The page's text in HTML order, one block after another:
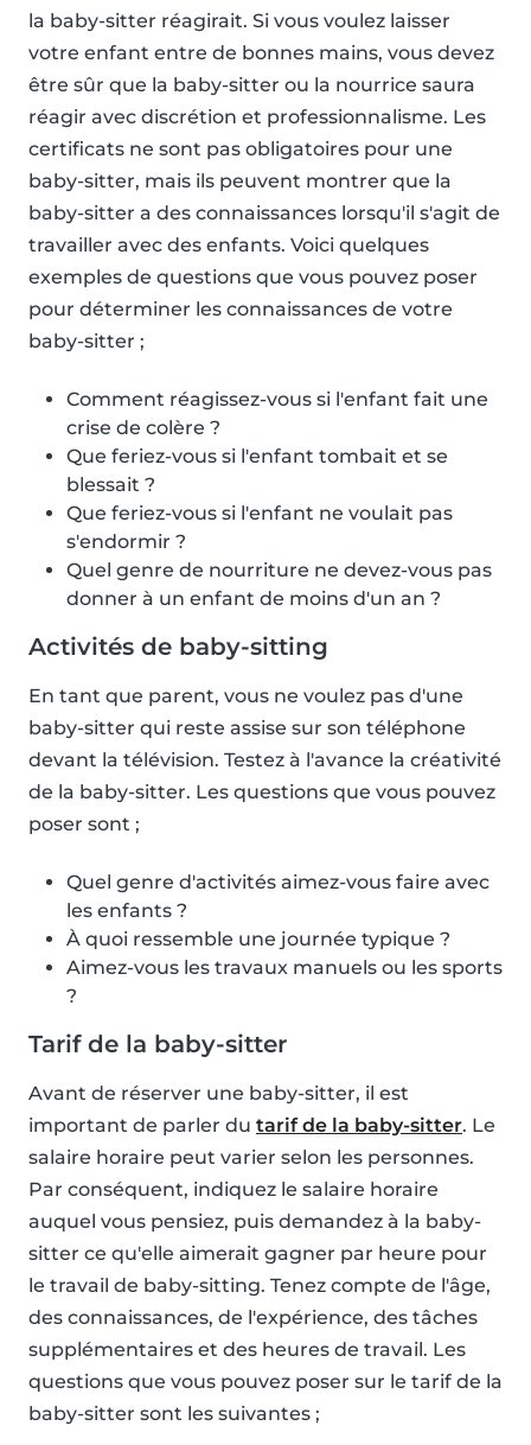
la baby-sitter réagirait. Si vous voulez laisser
votre enfant entre de bonnes mains, vous devez
être sûr que la baby-sitter ou la nourrice saura
réagir avec discrétion et professionnalisme. Les
certificats ne sont pas obligatoires pour une
baby-sitter, mais ils peuvent montrer que la
baby-sitter a des connaissances lorsqu'il s'agit de
travailler avec des enfants. Voici quelques
exemples de questions que vous pouvez poser
pour déterminer les connaissances de votre
baby-sitter ;
Comment réagissez-vous si l'enfant fait une
crise de colère ?
Que feriez-vous si l'enfant tombait et se
blessait ?
Que feriez-vous si l'enfant ne voulait pas
s'endormir ?
Quel genre de nourriture ne devez-vous pas
donner à un enfant de moins d'un an ?
Activités de baby-sitting
En tant que parent, vous ne voulez pas d'une
baby-sitter qui reste assise sur son téléphone
devant la télévision. Testez à l'avance la créativité
de la baby-sitter. Les questions que vous pouvez
poser sont ;
Quel genre d'activités aimez-vous faire avec
les enfants ?
À quoi ressemble une journée typique ?
Aimez-vous les travaux manuels ou les sports
?
Tarif de la baby-sitter
Avant de réserver une baby-sitter, il est
important de parler du tarif de la baby-sitter. Le
salaire horaire peut varier selon les personnes.
Par conséquent, indiquez le salaire horaire
auquel vous pensiez, puis demandez à la baby-
sitter ce qu'elle aimerait gagner par heure pour
le travail de baby-sitting. Tenez compte de l'âge,
des connaissances, de l'expérience, des tâches
supplémentaires et des heures de travail. Les
questions que vous pouvez poser sur le tarif de la
baby-sitter sont les suivantes ;